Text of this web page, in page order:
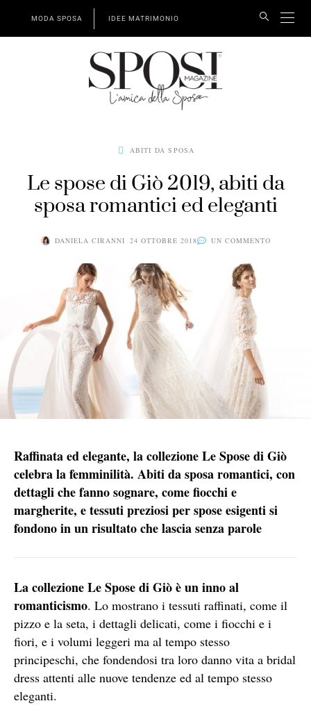
MODA SPOSA IDEE MATRIMONIO
ABITI DA SPOSA
Le spose di Giò 2019, abiti da
sposa romantici ed eleganti
DANIELA CIRANNI 24 OTTOBRE 2018 UN COMMENTO
Raffinata ed elegante, la collezione Le Spose di Giò
celebra la femminilità. Abiti da sposa romantici, con
dettagli che fanno sognare, come fiocchi e
margherite, e tessuti preziosi per spose esigenti si
fondono in un risultato che lascia senza parole
La collezione Le Spose di Giò è un inno al
romanticismo. Lo mostrano i tessuti raffinati, come il
pizzo e la seta, i dettagli delicati, come i fiocchi e i
fiori, e i volumi leggeri ma al tempo stesso
principeschi, che fondendosi tra loro danno vita a bridal
dress attenti alle nuove tendenze ed al tempo stesso
eleganti.